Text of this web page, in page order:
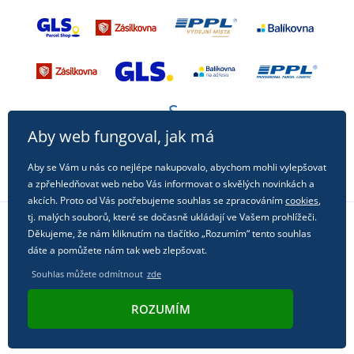
Sledujte nás na sociálních sítích
Aby web fungoval, jak má
Aby se Vám u nás co nejlépe nakupovalo, abychom mohli vylepšovat
a zpřehledňovat web nebo Vás informovat o skvělých novinkách a
akcích. Proto od Vás potřebujeme souhlas se zpracovánímcookies,
tj. malých souborů, které se dočasně ukládají ve Vašem prohlížeči.
Děkujeme, že nám kliknutím na tlačítko „Rozumím“ tento souhlas
dáte a pomůžete nám tak web zlepšovat.
Souhlas můžete odmítnout zde
ROZUMÍM